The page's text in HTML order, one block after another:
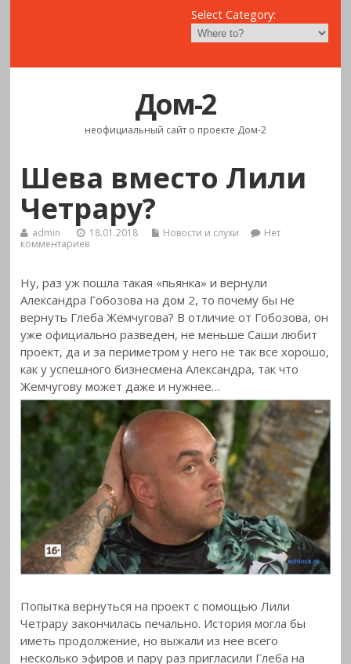
Select Category:
Дом-2
неофициальный сайт о проекте Дом-2
Шева вместо Лили
Четрару?
admin 18.01.2018 Новости и слухи
Нет
комментариев
Ну, раз уж пошла такая «пьянка» и вернули
Александра Гобозова на дом 2, то почему бы не
вернуть Глеба Жемчугова? В отличие от Гобозова, он
уже официально разведен, не меньше Саши любит
проект, да и за периметром у него не так все хорошо,
как у успешного бизнесмена Александра, так что
Жемчугову может даже и нужнее…
Попытка вернуться на проект с помощью Лили
Четрару закончилась печально. История могла бы
иметь продолжение, но выжали из нее всего
несколько эфиров и пару раз пригласили Глеба на